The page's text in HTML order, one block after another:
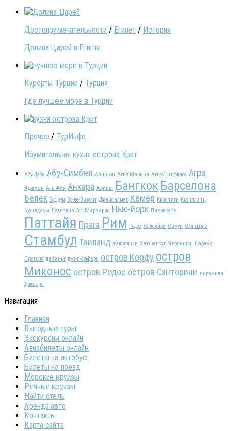
Достопримечательности / Египет / История
Долина Царей в Египте
Курорты Турции / Турция
Где лучшее море в Турции
Прочее / ТурИнфо
Изумительная кухня острова Крит
Абу-Даби Абу-Симбел Авиньон Агиа Марина Агиос Николаос Агра
Аджман Аль-Айн Анкара Афины Бангкок Барселона
Белек Бодрум Во-ле-Виконт Джайсалмер Кемер Криопиги Кронплатц
Кушадасы Лузитана Сол Мармарис Нью-йорк Памуккале
Паттайя Прага Рим Родос Салоники Самуи Сен тропе
Стамбул Таиланд Халкидики Хатшепсут Червиния Шарджа
Эретрия дайвинг джип-сафари остров Корфу остров
Миконос остров Родос остров Санторини пирамида
Джосера
Навигация
Главная
Выгодные туры
Экскурсии онлайн
Авиабилеты онлайн
Билеты на автобус
Билеты на поезд
Морские круизы
Речные круизы
Найти отель
Аренда авто
Контакты
Карта сайта